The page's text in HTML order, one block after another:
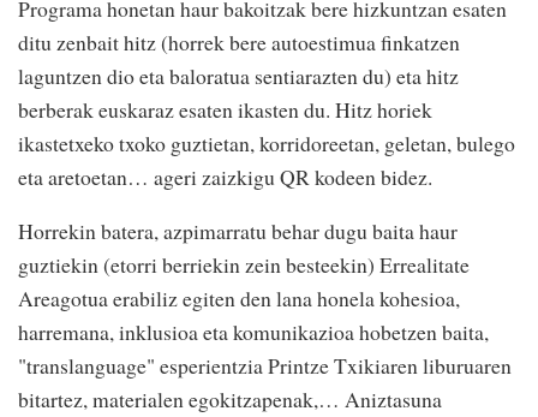
Programa honetan haur bakoitzak bere hizkuntzan esaten
ditu zenbait hitz (horrek bere autoestimua finkatzen
laguntzen dio eta baloratua sentiarazten du) eta hitz
berberak euskaraz esaten ikasten du. Hitz horiek
ikastetxeko txoko guztietan, korridoreetan, geletan, bulego
eta aretoetan… ageri zaizkigu QR kodeen bidez.
Horrekin batera, azpimarratu behar dugu baita haur
guztiekin (etorri berriekin zein besteekin) Errealitate
Areagotua erabiliz egiten den lana honela kohesioa,
harremana, inklusioa eta komunikazioa hobetzen baita,
"translanguage" esperientzia Printze Txikiaren liburuaren
bitartez, materialen egokitzapenak,… Aniztasuna